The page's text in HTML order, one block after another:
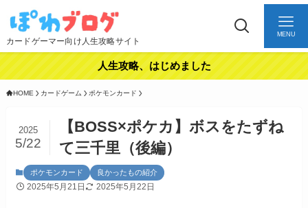
カードゲーマー向け人生攻略サイト
MENU
人生攻略、はじめました
HOME カードゲーム ポケモンカード
【BOSS×ポケカ】ボスをたずね
て三千里（後編）
2025
5/22
ポケモンカード 良かったもの紹介
2025年5月21日 2025年5月22日